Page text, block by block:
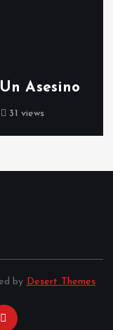
Asesino
31 views
by Desert Themes